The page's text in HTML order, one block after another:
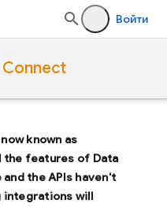
Войти
Connect
known as
the features of Data
the APIs haven't
integrations will